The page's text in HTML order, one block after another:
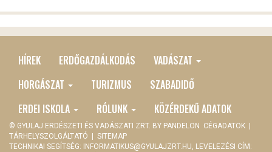
MAIN
MENU
HÍREK ERDŐGAZDÁLKODÁS
VADÁSZAT
HORGÁSZAT
TURIZMUS
SZABADIDŐ
ERDEI ISKOLA
RÓLUNK KÖZÉRDEKŰ ADATOK
© GYULAJ ERDÉSZETI ÉS VADÁSZATI ZRT. BY PANDELON CÉGADATOK
TÁRHELYSZOLGÁLTATÓ
SITEMAP
TECHNIKAI SEGÍTSÉG:
INFORMATIKUS@GYULAJZRT.HU, LEVELEZÉSI CÍM: